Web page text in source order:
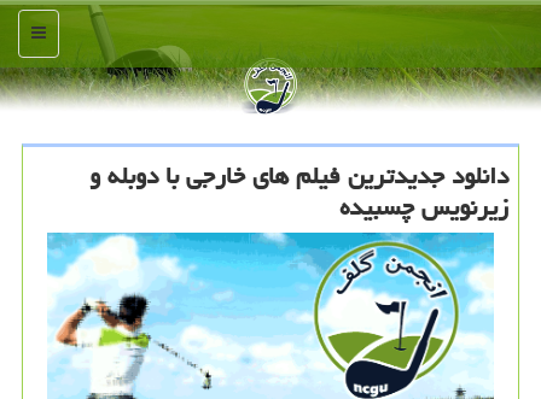
منو
دانلود جدیدترین فیلم های خارجی با دوبله و
زیرنویس چسبیده